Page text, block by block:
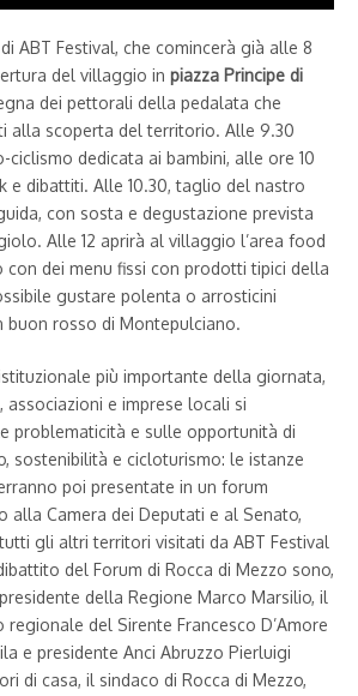
ABT Festival, che comincerà già alle 8
del villaggio in piazza Principe di
dei pettorali della pedalata che
alla scoperta del territorio. Alle 9.30
ciclismo dedicata ai bambini, alle ore 10
e dibattiti. Alle 10.30, taglio del nastro
con sosta e degustazione prevista
Alle 12 aprirà al villaggio l’area food
con dei menu fissi con prodotti tipici della
gustare polenta o arrosticini
buon rosso di Montepulciano.
più importante della giornata,
associazioni e imprese locali si
problematicità e sulle opportunità di
sostenibilità e cicloturismo: le istanze
poi presentate in un forum
alla Camera dei Deputati e al Senato,
gli altri territori visitati da ABT Festival
del Forum di Rocca di Mezzo sono,
della Regione Marco Marsilio, il
del Sirente Francesco D’Amore
e presidente Anci Abruzzo Pierluigi
di casa, il sindaco di Rocca di Mezzo,